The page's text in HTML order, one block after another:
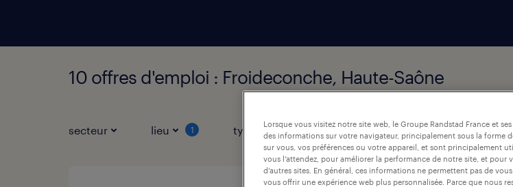
10 offres d'emploi : Froideconche, Haute-Saône
secteur lieu 1 type de contrat durée du contrat
Lorsque vous visitez notre site web, le Groupe Randstad France et
des informations sur votre navigateur, principalement sous la forme
sur vous, vos préférences ou votre appareil, et sont principalement
vous l’attendez, pour améliorer la performance de notre site, et pour
d’autres sites. En général, ces informations ne permettent pas de
vous offrir une expérience web plus personnalisée. Parce que nous